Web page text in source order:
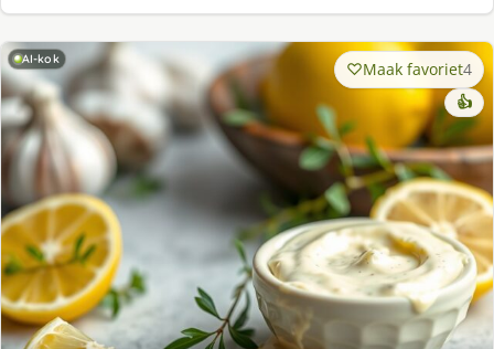
AI-kok Maak favoriet4
👍